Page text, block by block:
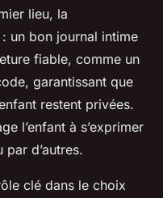
lieu, la
un bon journal intime
fiable, comme un
garantissant que
restent privées.
l’enfant à s’exprimer
par d’autres.
clé dans le choix